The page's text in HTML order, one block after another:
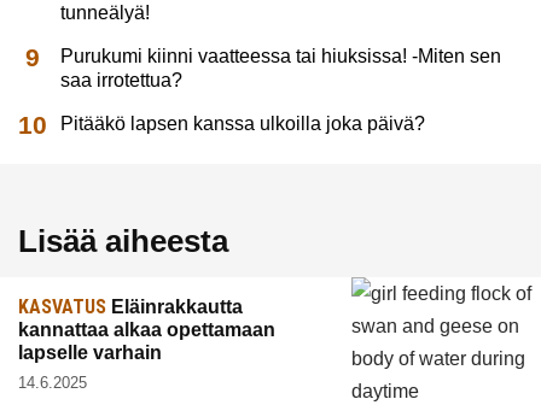
tunneälyä!
Purukumi kiinni vaatteessa tai hiuksissa! -Miten sen
saa irrotettua?
Pitääkö lapsen kanssa ulkoilla joka päivä?
Lisää aiheesta
KASVATUS Eläinrakkautta
kannattaa alkaa opettamaan
lapselle varhain
14.6.2025